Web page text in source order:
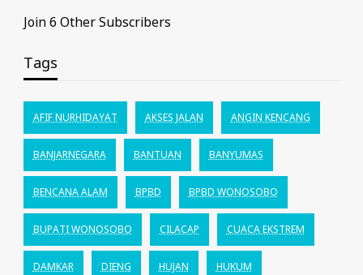
Join 6 Other Subscribers
Tags
AFIF NURHIDAYAT AKSES JALAN ANGIN KENCANG
BANJARNEGARA BANTUAN BANYUMAS
BENCANA ALAM BPBD BPBD WONOSOBO
BUPATI WONOSOBO CILACAP CUACA EKSTREM
DAMKAR DIENG HUJAN HUKUM